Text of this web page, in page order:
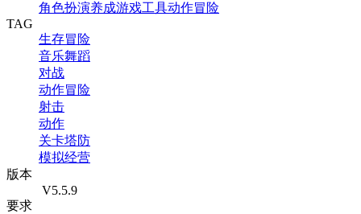
角色扮演养成游戏工具动作冒险
TAG
生存冒险
音乐舞蹈
对战
动作冒险
射击
动作
关卡塔防
模拟经营
版本
V5.5.9
要求